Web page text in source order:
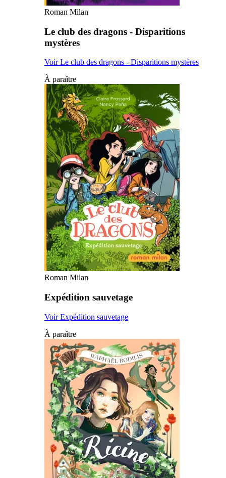
Roman Milan
Le club des dragons - Disparitions
mystères
Voir Le club des dragons - Disparitions mystères
À paraître
Roman Milan
Expédition sauvetage
Voir Expédition sauvetage
À paraître